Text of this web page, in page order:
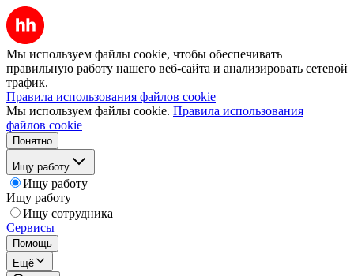
Мы используем файлы cookie, чтобы обеспечивать
правильную работу нашего веб-сайта и анализировать сетевой
трафик.
Правила использования файлов cookie
Мы используем файлы cookie. Правила использования
файлов cookie
Понятно
Ищу работу
Ищу работу
Ищу работу
Ищу сотрудника
Сервисы
Помощь
Ещё